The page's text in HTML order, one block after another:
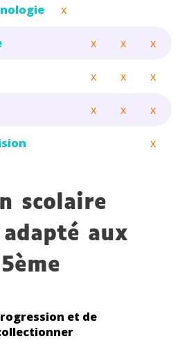
de votre enfant.
multimédias :
dédié aux parents vous
de votre enfant
x
x x x
x x x
x x x
x
scolaire
aux
ème
et de